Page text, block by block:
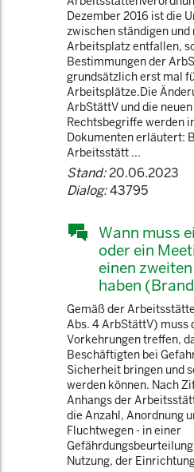
Dezember 2016 ist die
zwischen ständigen
Arbeitsplatz entfallen,
Bestimmungen der
grundsätzlich erst mal
Arbeitsplätze.Die
ArbStättV und die
Rechtsbegriffe werden
Dokumenten erläutert:
Arbeitsstätt ...
Stand:20.06.2023
Dialog:43795
Wann muss
oder ein
einen
haben
Gemäß der
Abs. 4 ArbStättV) muss
Vorkehrungen treffen,
Beschäftigten bei
Sicherheit bringen und
werden können. Nach
Anhangs der
die Anzahl, Anordnung
Fluchtwegen - in einer
Nutzung, der